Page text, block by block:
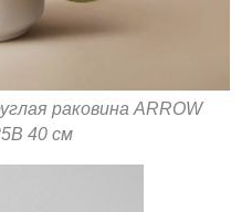
раковина ARROW
40 см